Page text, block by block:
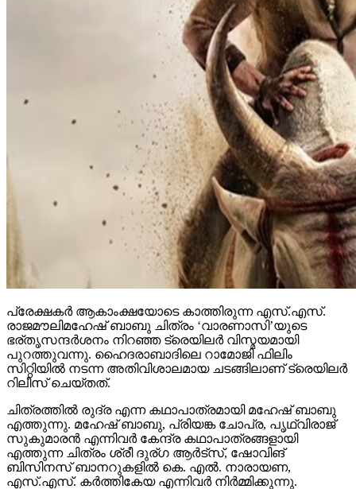
പ്രേക്ഷകര്‍ ആകാംക്ഷയോടെ കാത്തിരുന്ന എസ്.എസ്.
രാജമൗലിമഹേഷ് ബാബു ചിത്രം ‘വാരണാസി’യുടെ
ഭര്തൃസന്ദര്‍ശനം നിറഞ്ഞ ട്രെയിലര്‍ വിസ്മയമായി
പുറത്തുവന്നു. ഹൈദരാബാദിലെ റാമോജി ഫിലിം
സിറ്റിയില്‍ നടന്ന അതിവിശാലമായ ചടങ്ങിലാണ് ട്രെയിലര്‍
റിലീസ് ചെയ്തത്.
ചിത്രത്തില്‍ രുദ്ര എന്ന കഥാപാത്രമായി മഹേഷ് ബാബു
എത്തുന്നു. മഹേഷ് ബാബു, പ്രിയങ്ക ചോപ്ര, പൃഥ്വിരാജ്
സുകുമാരന്‍ എന്നിവര്‍ കേന്ദ്ര കഥാപാത്രങ്ങളായി
എത്തുന്ന ചിത്രം ശ്രീ ദുര്ഗ ആര്‍ട്‌സ്, ഷോവിങ്
ബിസിനസ് ബാനറുകളില്‍ കെ. എല്‍. നാരായണ,
എസ്.എസ്. കര്‍ത്തികേയ എന്നിവര്‍ നിര്‍മ്മിക്കുന്നു.